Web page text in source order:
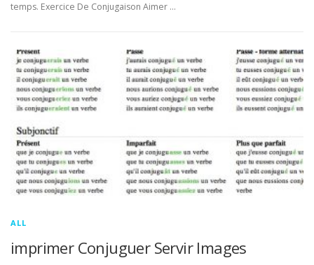
temps. Exercice De Conjugaison Aimer …
ALL
imprimer Conjuguer Servir Images